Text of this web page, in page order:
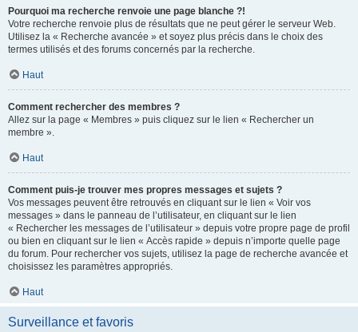
Pourquoi ma recherche renvoie une page blanche ?!
Votre recherche renvoie plus de résultats que ne peut gérer le serveur Web.
Utilisez la « Recherche avancée » et soyez plus précis dans le choix des
termes utilisés et des forums concernés par la recherche.
Haut
Comment rechercher des membres ?
Allez sur la page « Membres » puis cliquez sur le lien « Rechercher un
membre ».
Haut
Comment puis-je trouver mes propres messages et sujets ?
Vos messages peuvent être retrouvés en cliquant sur le lien « Voir vos
messages » dans le panneau de l’utilisateur, en cliquant sur le lien
« Rechercher les messages de l’utilisateur » depuis votre propre page de profil
ou bien en cliquant sur le lien « Accès rapide » depuis n’importe quelle page
du forum. Pour rechercher vos sujets, utilisez la page de recherche avancée et
choisissez les paramètres appropriés.
Haut
Surveillance et favoris